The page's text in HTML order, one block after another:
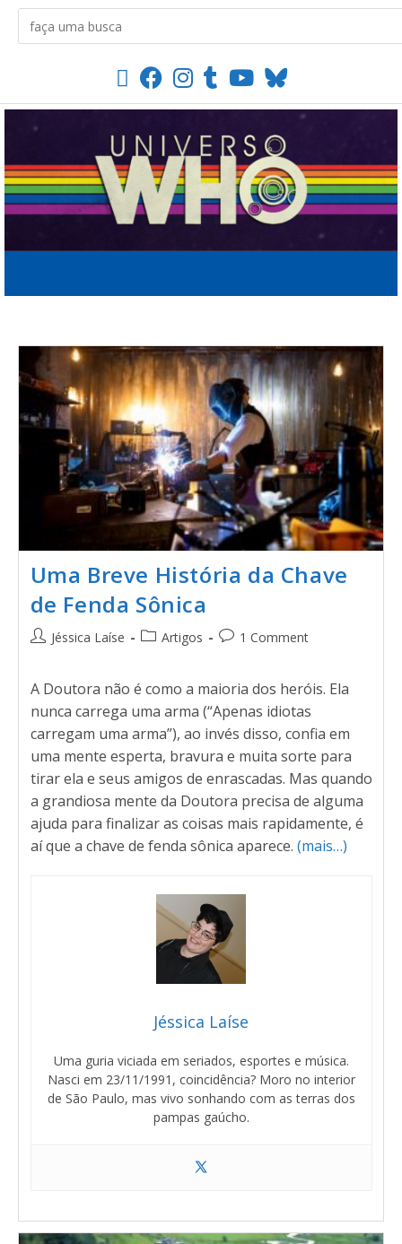
Uma Breve História da Chave
de Fenda Sônica
Jéssica Laíse Artigos 1 Comment
A Doutora não é como a maioria dos heróis. Ela
nunca carrega uma arma (“Apenas idiotas
carregam uma arma”), ao invés disso, confia em
uma mente esperta, bravura e muita sorte para
tirar ela e seus amigos de enrascadas. Mas quando
a grandiosa mente da Doutora precisa de alguma
ajuda para finalizar as coisas mais rapidamente, é
aí que a chave de fenda sônica aparece. (mais…)
Jéssica Laíse
Uma guria viciada em seriados, esportes e música.
Nasci em 23/11/1991, coincidência? Moro no interior
de São Paulo, mas vivo sonhando com as terras dos
pampas gaúcho.